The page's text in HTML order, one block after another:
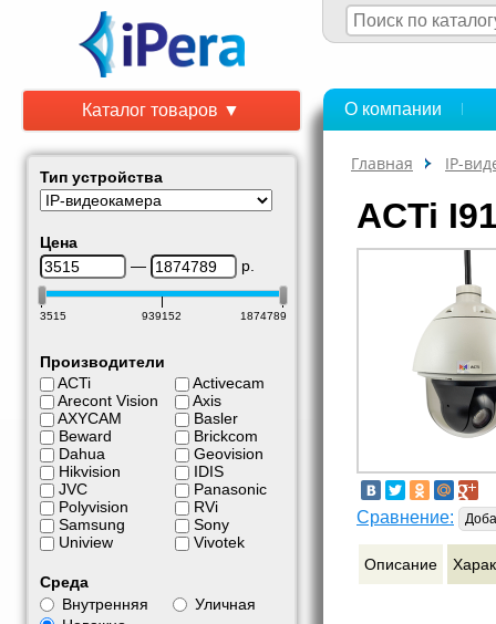
Каталог товаров ▼
Тип устройства
Цена
—
р.
3515 939152 1874789
Производители
ACTi
Arecont Vision
AXYCAM
Beward
Dahua
Hikvision
JVC
Polyvision
Samsung
Uniview
Activecam
Axis
Basler
Brickcom
Geovision
IDIS
Panasonic
RVi
Sony
Vivotek
Среда
Внутренняя
Уличная
О компании
Главная IP-
ACTi
Сравнение:
Описание